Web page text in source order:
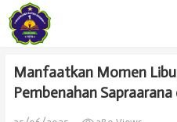
Manfaatkan Momen
Pembenahan